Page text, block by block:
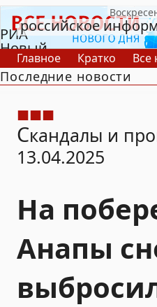
РИА
Новый
День
российское
Главное Кратко Все
В России
В мире
Последние новости
Скандалы и
13.04.2025
На
Анапы